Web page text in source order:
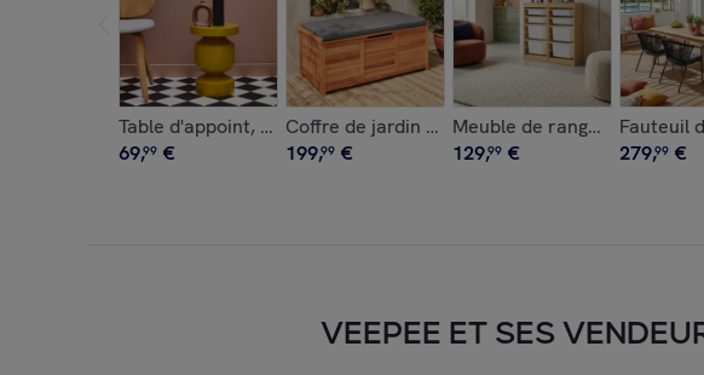
Table d'appoint, bout de canapé, table de chevet métal Ø30,5 x
69,99 €
Coffre de jardin bois d'eucalyptus 200L avec
199,99 €
Meuble de rangement
129,99 €
Fauteuil
279,99 €
VEEPEE ET SES